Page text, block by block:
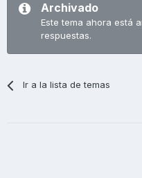
Archivado
Este tema ahora está
respuestas.
Ir a la lista de temas